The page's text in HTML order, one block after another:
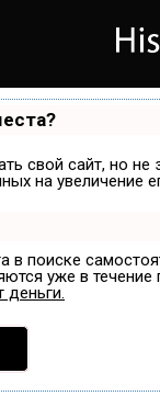
свой сайт, но
на
в поиске
уже в
деньги.